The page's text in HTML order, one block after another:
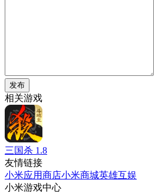
发布
相关游戏
三国杀 1.8
友情链接
小米应用商店小米商城英雄互娱
小米游戏中心